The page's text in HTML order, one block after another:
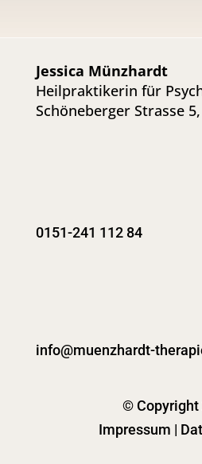
Jessica Münzhardt
Heilpraktikerin für
Schöneberger Strasse
0151-241 112 84
info@muenzhardt-
© Copyright
Impressum |